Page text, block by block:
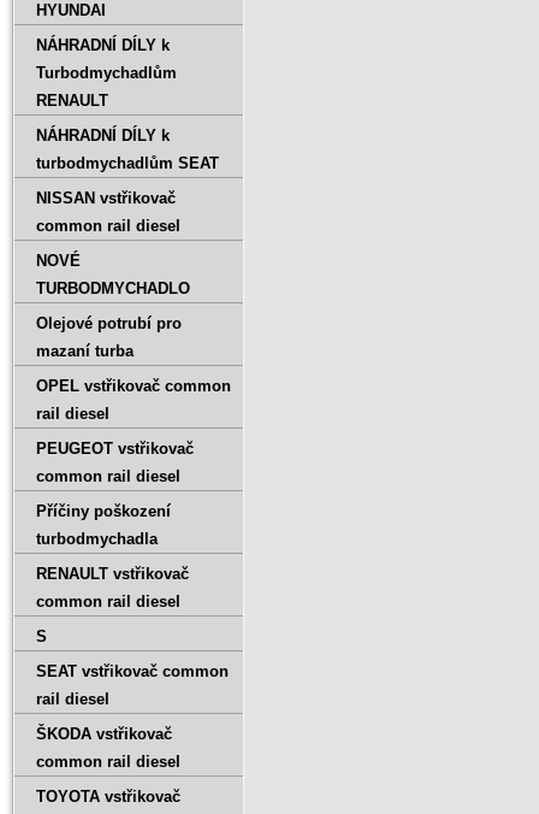
HYUNDAI
NÁHRADNÍ DÍLY k
Turbodmychadlům
RENAULT
NÁHRADNÍ DÍLY k
turbodmychadlům SEAT
NISSAN vstřikovač
common rail diesel
NOVÉ
TURBODMYCHADLO
Olejové potrubí pro
mazaní turba
OPEL vstřikovač common
rail diesel
PEUGEOT vstřikovač
common rail diesel
Příčiny poškození
turbodmychadla
RENAULT vstřikovač
common rail diesel
S
SEAT vstřikovač common
rail diesel
ŠKODA vstřikovač
common rail diesel
TOYOTA vstřikovač